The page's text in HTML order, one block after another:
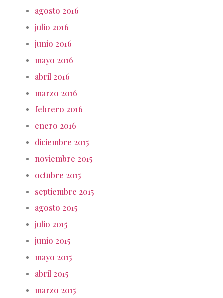
agosto 2016
julio 2016
junio 2016
mayo 2016
abril 2016
marzo 2016
febrero 2016
enero 2016
diciembre 2015
noviembre 2015
octubre 2015
septiembre 2015
agosto 2015
julio 2015
junio 2015
mayo 2015
abril 2015
marzo 2015